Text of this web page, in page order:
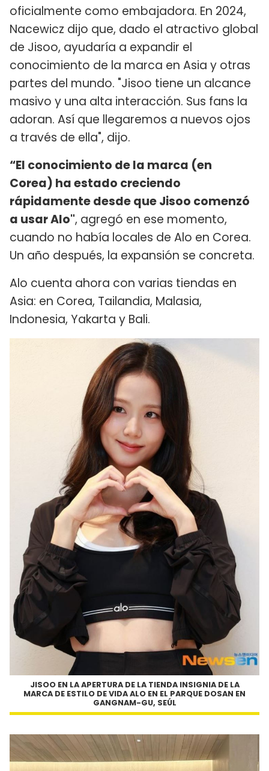
oficialmente como embajadora. En 2024,
Nacewicz dijo que, dado el atractivo global
de Jisoo, ayudaría a expandir el
conocimiento de la marca en Asia y otras
partes del mundo. "Jisoo tiene un alcance
masivo y una alta interacción. Sus fans la
adoran. Así que llegaremos a nuevos ojos
a través de ella", dijo.
“El conocimiento de la marca (en
Corea) ha estado creciendo
rápidamente desde que Jisoo comenzó
a usar Alo", agregó en ese momento,
cuando no había locales de Alo en Corea.
Un año después, la expansión se concreta.
Alo cuenta ahora con varias tiendas en
Asia: en Corea, Tailandia, Malasia,
Indonesia, Yakarta y Bali.
JISOO EN LA APERTURA DE LA TIENDA INSIGNIA DE LA
MARCA DE ESTILO DE VIDAALO EN EL PARQUE DOSAN EN
GANGNAM-GU, SEÚL